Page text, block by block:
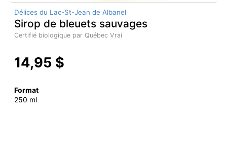
Délices du Lac-St-Jean de Albanel
Sirop de bleuets sauvages
Certifié biologique par Québec Vrai
14,95 $
Format
250 ml